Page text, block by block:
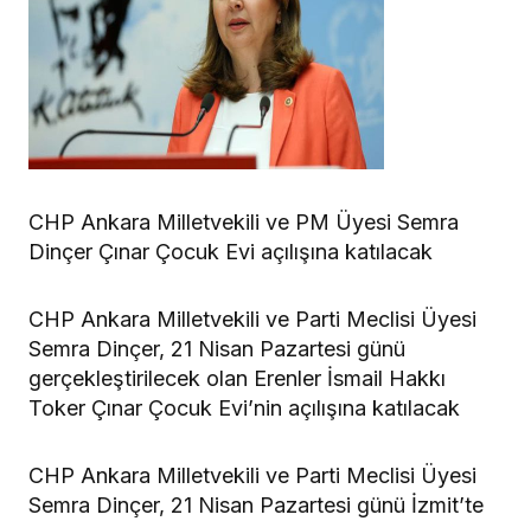
CHP Ankara Milletvekili ve PM Üyesi Semra
Dinçer Çınar Çocuk Evi açılışına katılacak
CHP Ankara Milletvekili ve Parti Meclisi Üyesi
Semra Dinçer, 21 Nisan Pazartesi günü
gerçekleştirilecek olan Erenler İsmail Hakkı
Toker Çınar Çocuk Evi’nin açılışına katılacak
CHP Ankara Milletvekili ve Parti Meclisi Üyesi
Semra Dinçer, 21 Nisan Pazartesi günü İzmit’te